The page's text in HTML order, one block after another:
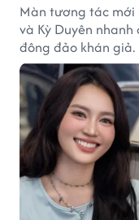
Màn tương tác
và Kỳ Duyên
đông đảo khán giả.